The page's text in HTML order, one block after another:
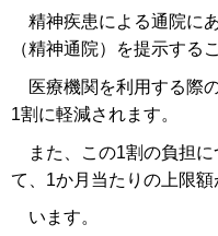
精神疾患による通院に
（精神通院）を提示する
医療機関を利用する際
1割に軽減されます。
また、この1割の負担に
て、1か月当たりの上限額
います。